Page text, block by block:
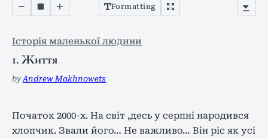
Formatting
Історія маленької людини
1. Життя
by Andrew Makhnowets
Початок 2000-х. На світ ,десь у серпні народився
хлопчик. Звали його… Не важливо… Він ріс як усі